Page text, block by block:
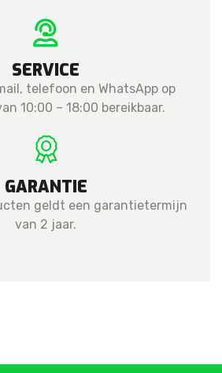
SERVICE
telefoon en WhatsApp op
10:00 – 18:00 bereikbaar.
GARANTIE
geldt een garantietermijn
van 2 jaar.